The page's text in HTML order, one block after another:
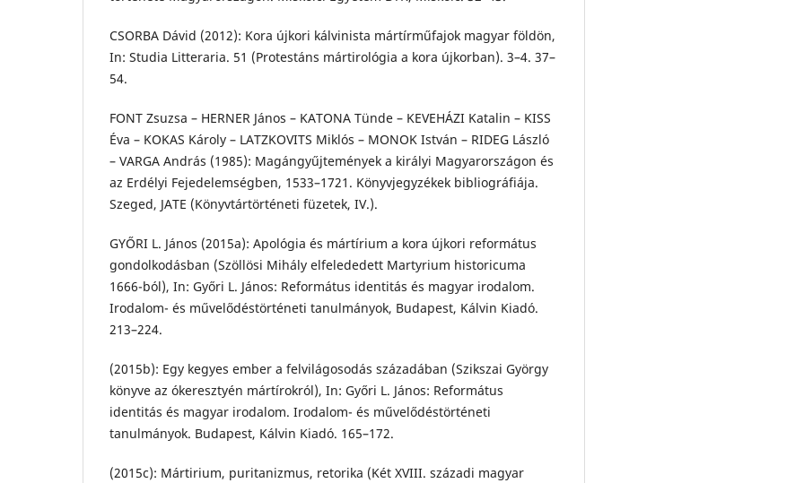
CSORBA Dávid (2012): Kora újkori kálvinista mártírműfajok magyar földön,
In: Studia Litteraria. 51 (Protestáns mártirológia a kora újkorban). 3–4. 37–
54.
FONT Zsuzsa – HERNER János – KATONA Tünde – KEVEHÁZI Katalin – KISS
Éva – KOKAS Károly – LATZKOVITS Miklós – MONOK István – RIDEG László
– VARGA András (1985): Magángyűjtemények a királyi Magyarországon és
az Erdélyi Fejedelemségben, 1533–1721. Könyvjegyzékek bibliográfiája.
Szeged, JATE (Könyvtártörténeti füzetek, IV.).
GYŐRI L. János (2015a): Apológia és mártírium a kora újkori református
gondolkodásban (Szöllösi Mihály elfelededett Martyrium historicuma
1666-ból), In: Győri L. János: Református identitás és magyar irodalom.
Irodalom- és művelődéstörténeti tanulmányok, Budapest, Kálvin Kiadó.
213–224.
(2015b): Egy kegyes ember a felvilágosodás századában (Szikszai György
könyve az ókeresztyén mártírokról), In: Győri L. János: Református
identitás és magyar irodalom. Irodalom- és művelődéstörténeti
tanulmányok. Budapest, Kálvin Kiadó. 165–172.
(2015c): Mártirium, puritanizmus, retorika (Két XVIII. századi magyar